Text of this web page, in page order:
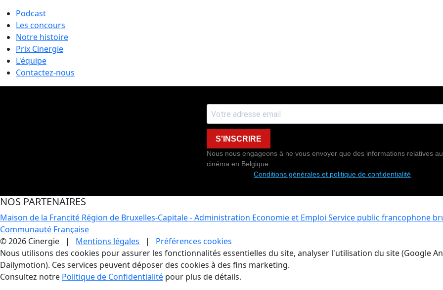
Podcast
Les concours
Notre histoire
Prix Cinergie
L'équipe
Contactez-nous
S'INSCRIRE
Nous nous engageons à ne vous envoyer que des informations relatives au
cinéma en Belgique.
Conditions générales et politique de confidentialité
NOS PARTENAIRES
Maison de la Francité Région de Bruxelles-Capitale - Administration Economie et Emploi Service public francophone
Communauté Française
© 2026 Cinergie | Mentions légales | Préférences cookies
Gestion des Cookies
Nous utilisons des cookies pour assurer les fonctionnalités essentielles du site, analyser l'utilisation du site (Google
Dailymotion). Ces services peuvent déposer des cookies à des fins marketing.
Consultez notre Politique de Confidentialité pour plus de détails.